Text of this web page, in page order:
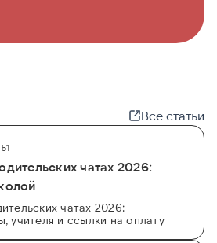
Все статьи
чатах 2026:
чатах 2026:
учителя и ссылки на оплату